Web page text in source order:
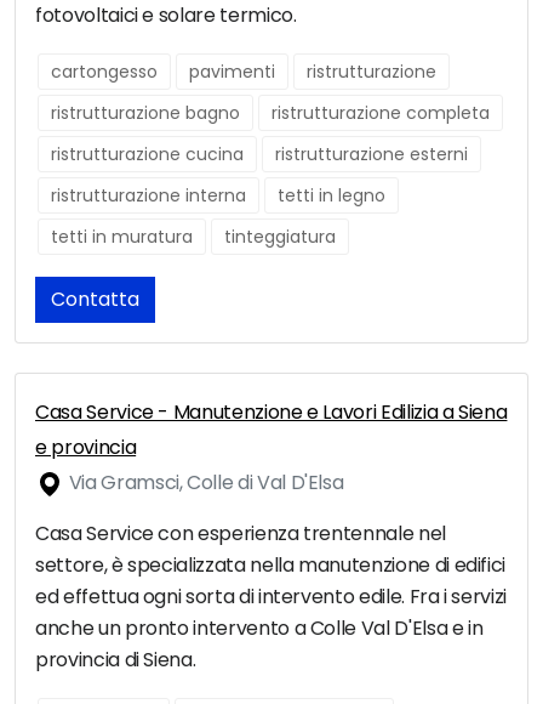
fotovoltaici e solare termico.
cartongesso pavimenti
ristrutturazione
ristrutturazione bagno
ristrutturazione completa
ristrutturazione cucina
ristrutturazione esterni
ristrutturazione interna
tetti in legno
tetti in muratura
tinteggiatura
Contatta
Casa Service - Manutenzione e Lavori Edilizia a Siena
e provincia
Via Gramsci, Colle di Val D'Elsa
Casa Service con esperienza trentennale nel
settore, è specializzata nella manutenzione di edifici
ed effettua ogni sorta di intervento edile. Fra i servizi
anche un pronto intervento a Colle Val D'Elsa e in
provincia di Siena.